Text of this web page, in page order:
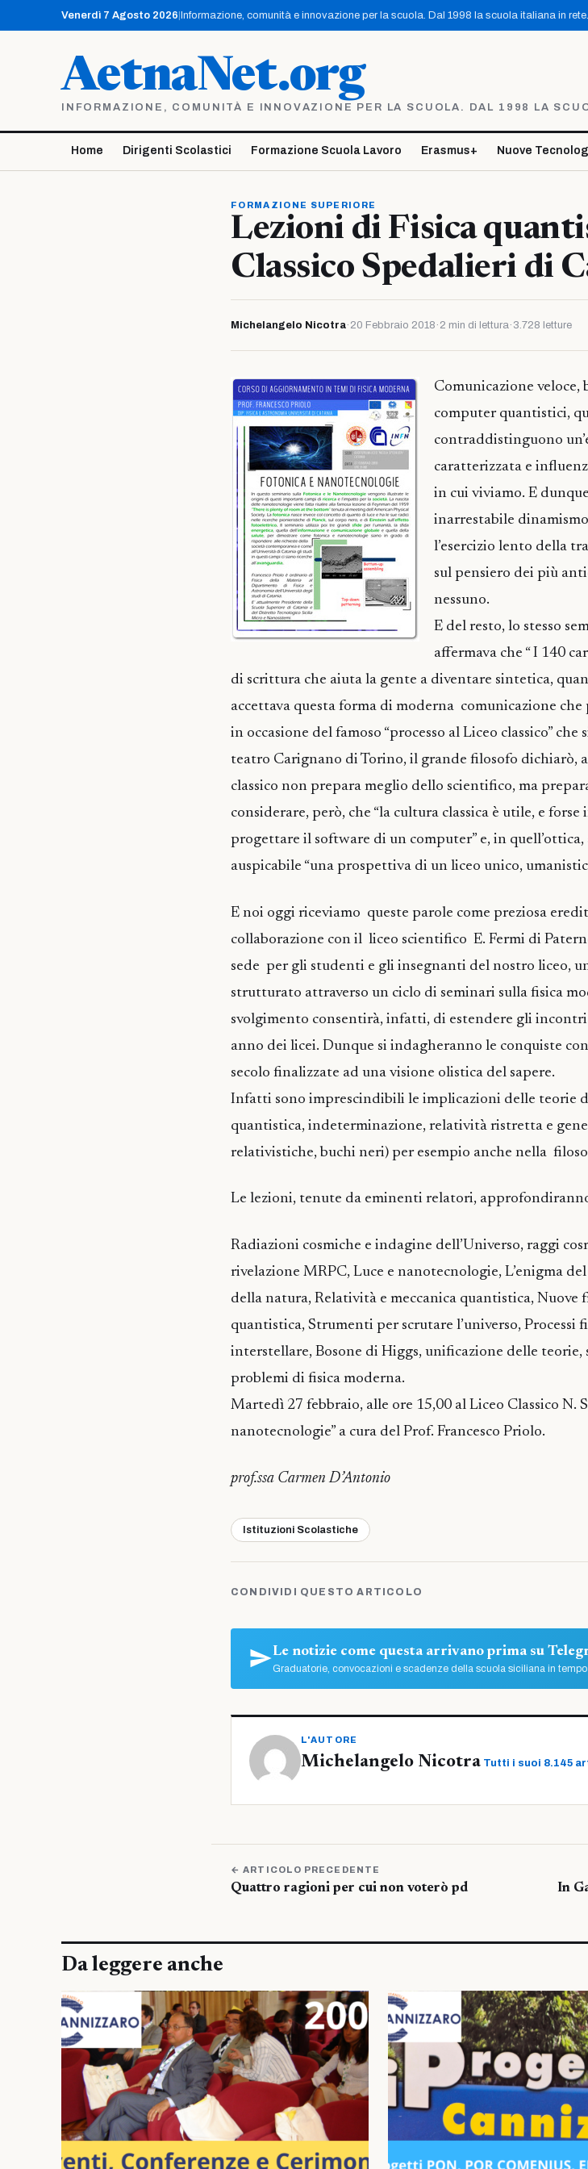
contenuto
Venerdì 7 Agosto 2026 Informazione, comunità e innovazione per la scuola. Dal 1998 la scuola italiana in rete.
AetnaNet.org
INFORMAZIONE, COMUNITÀ E INNOVAZIONE PER LA SCUOLA. DAL 1998 LA
Home Dirigenti Scolastici Formazione Scuola Lavoro Erasmus+ Nuove
FORMAZIONE SUPERIORE
Lezioni di Fisica
Classico Spedalieri di
Michelangelo Nicotra· 20 Febbraio 2018 · 2 min di lettura· 3.728 letture
Comunicazione
computer quantistici,
contraddistinguono
caratterizzata e
in cui viviamo. E
inarrestabile
l’esercizio lento della
sul pensiero dei più
nessuno.
E del resto, lo stesso
affermava che “ I 140
di scrittura che aiuta la gente a diventare sintetica,
accettava questa forma di moderna comunicazione che
in occasione del famoso “processo al Liceo classico”
teatro Carignano di Torino, il grande filosofo dichiarò,
classico non prepara meglio dello scientifico, ma
considerare, però, che “la cultura classica è utile, e
progettare il software di un computer” e, in
auspicabile “una prospettiva di un liceo unico,
E noi oggi riceviamo queste parole come preziosa
collaborazione con il liceo scientifico E. Fermi di
sede per gli studenti e gli insegnanti del nostro liceo,
strutturato attraverso un ciclo di seminari sulla fisica
svolgimento consentirà, infatti, di estendere gli
anno dei licei. Dunque si indagheranno le conquiste
secolo finalizzate ad una visione olistica del sapere.
Infatti sono imprescindibili le implicazioni delle teorie
quantistica, indeterminazione, relatività ristretta e
relativistiche, buchi neri) per esempio anche nella
Le lezioni, tenute da eminenti relatori,
Radiazioni cosmiche e indagine dell’Universo, raggi
rivelazione MRPC, Luce e nanotecnologie, L’enigma
della natura, Relatività e meccanica quantistica,
quantistica, Strumenti per scrutare l’universo, Processi
interstellare, Bosone di Higgs, unificazione delle
problemi di fisica moderna.
Martedì 27 febbraio, alle ore 15,00 al Liceo Classico N.
nanotecnologie” a cura del Prof. Francesco Priolo.
prof.ssa Carmen D’Antonio
Istituzioni Scolastiche
CONDIVIDI QUESTO ARTICOLO
Le notizie come questa arrivano prima su
Graduatorie, convocazioni e scadenze della scuola siciliana in tempo
L'AUTORE
Michelangelo Nicotra Tutti i suoi 8.145
← ARTICOLO PRECEDENTE
Quattro ragioni per cui non voterò pd
In
Da leggere anche